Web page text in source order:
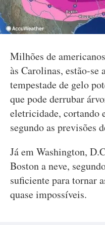
Milhões de
às Carolinas, estão-se
tempestade de gelo
que pode derrubar
eletricidade, cortando
segundo as previsões
Já em Washington,
Boston a neve,
suficiente para tornar
quase impossíveis.